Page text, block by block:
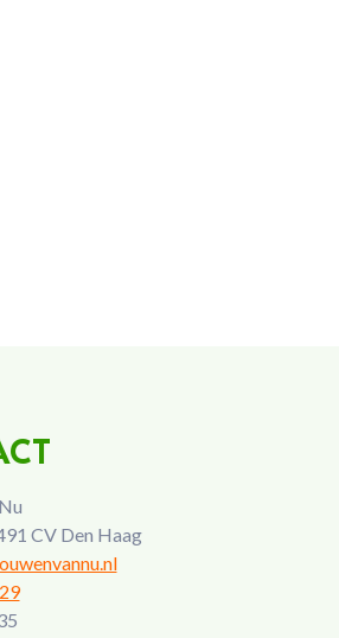
CV Den Haag